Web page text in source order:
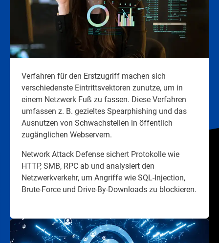
Verfahren für den Erstzugriff machen sich
verschiedenste Eintrittsvektoren zunutze, um in
einem Netzwerk Fuß zu fassen. Diese Verfahren
umfassen z. B. gezieltes Spearphishing und das
Ausnutzen von Schwachstellen in öffentlich
zugänglichen Webservern.
Network Attack Defense sichert Protokolle wie
HTTP, SMB, RPC ab und analysiert den
Netzwerkverkehr, um Angriffe wie SQL-Injection,
Brute-Force und Drive-By-Downloads zu blockieren.